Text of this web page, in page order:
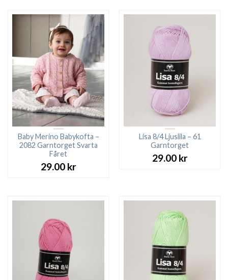
Baby Merino Babykofta –
2082 Garntorget Svarta
Fåret
29.00 kr
Lisa 8/4 Ljuslila – 61
Garntorget
29.00 kr